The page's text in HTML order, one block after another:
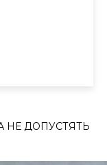
НЕ ДОПУСТЯТЬ